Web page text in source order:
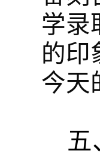
学录
的印
今天
五